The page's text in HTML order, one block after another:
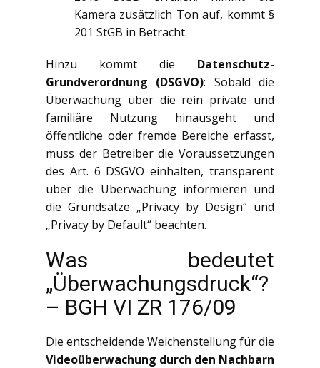
Kamera zusätzlich Ton auf, kommt §
201 StGB in Betracht.
Hinzu kommt die Datenschutz-
Grundverordnung (DSGVO): Sobald die
Überwachung über die rein private und
familiäre Nutzung hinausgeht und
öffentliche oder fremde Bereiche erfasst,
muss der Betreiber die Voraussetzungen
des Art. 6 DSGVO einhalten, transparent
über die Überwachung informieren und
die Grundsätze „Privacy by Design“ und
„Privacy by Default“ beachten.
Was bedeutet
„Überwachungsdruck“?
– BGH VI ZR 176/09
Die entscheidende Weichenstellung für die
Videoüberwachung durch den Nachbarn